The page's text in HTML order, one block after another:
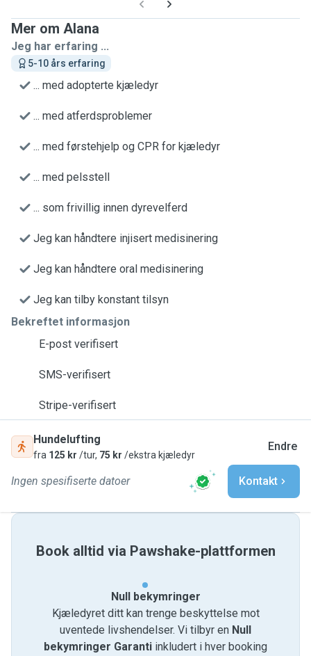
Mer om Alana
Jeg har erfaring ...
5-10 års erfaring
... med adopterte kjæledyr
... med atferdsproblemer
... med førstehjelp og CPR for kjæledyr
... med pelsstell
... som frivillig innen dyrevelferd
Jeg kan håndtere injisert medisinering
Jeg kan håndtere oral medisinering
Jeg kan tilby konstant tilsyn
Bekreftet informasjon
E-post verifisert
SMS-verifisert
Stripe-verifisert
Hundelufting
fra 125 kr /tur, 75 kr /ekstra kjæledyr
Endre
Ingen spesifiserte datoer Kontakt
Book alltid via Pawshake-plattformen
Null bekymringer
Kjæledyret ditt kan trenge beskyttelse mot
uventede livshendelser. Vi tilbyr en Null
bekymringer Garanti inkludert i hver booking